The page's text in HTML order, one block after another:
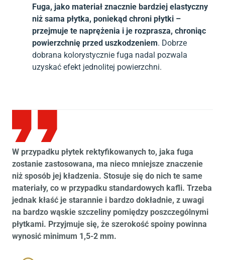
Fuga, jako materiał znacznie bardziej elastyczny
niż sama płytka, poniekąd chroni płytki –
przejmuje te naprężenia i je rozprasza, chroniąc
powierzchnię przed uszkodzeniem. Dobrze
dobrana kolorystycznie fuga nadal pozwala
uzyskać efekt jednolitej powierzchni.
W przypadku płytek rektyfikowanych to, jaka fuga
zostanie zastosowana, ma nieco mniejsze znaczenie
niż sposób jej kładzenia. Stosuje się do nich te same
materiały, co w przypadku standardowych kafli. Trzeba
jednak kłaść je starannie i bardzo dokładnie, z uwagi
na bardzo wąskie szczeliny pomiędzy poszczególnymi
płytkami. Przyjmuje się, że szerokość spoiny powinna
wynosić minimum 1,5-2 mm.